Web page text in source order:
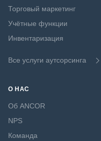
Торговый маркетинг
Учётные функции
Инвентаризация
Все услуги аутсорсинга
О НАС
Об ANCOR
NPS
Команда